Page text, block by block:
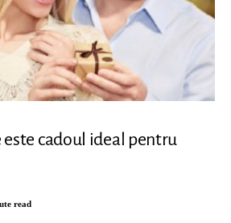
este cadoul ideal pentru
read